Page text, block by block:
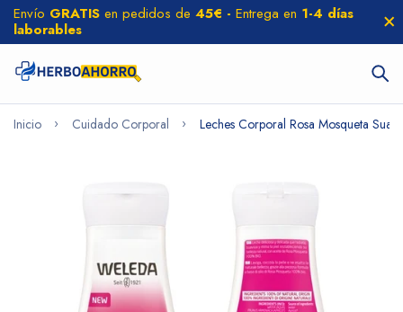
Envío GRATIS en pedidos de 45€ - Entrega en 1-4 días
laborables
Inicio Cuidado Corporal Leches Corporal Rosa Mosqueta